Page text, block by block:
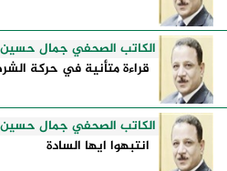
الكاتب الصحفي جمال حسين
قراءة متأنية في حركة الشرطة
الكاتب الصحفي جمال حسين
انتبهوا ايها السادة